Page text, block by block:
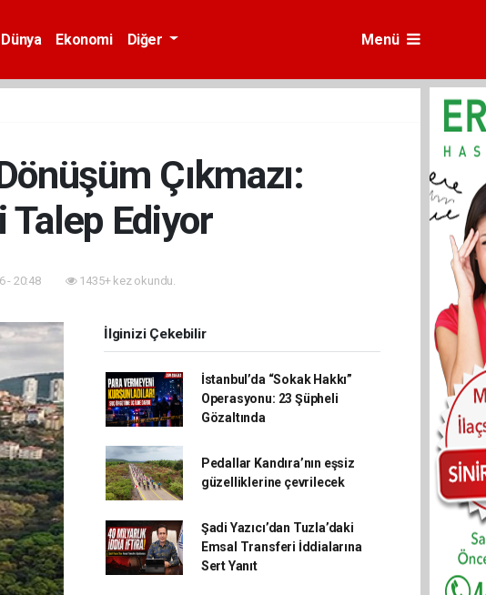
Dünya Ekonomi Diğer Menü
Çıkmazı:
Ediyor
- 20:48 1435+ kez okundu.
İlginizi Çekebilir
İstanbul’da “Sokak Hakkı”
Operasyonu: 23 Şüpheli
Gözaltında
Pedallar Kandıra’nın eşsiz
güzelliklerine çevrilecek
Şadi Yazıcı’dan Tuzla’daki
Emsal Transferi İddialarına
Sert Yanıt